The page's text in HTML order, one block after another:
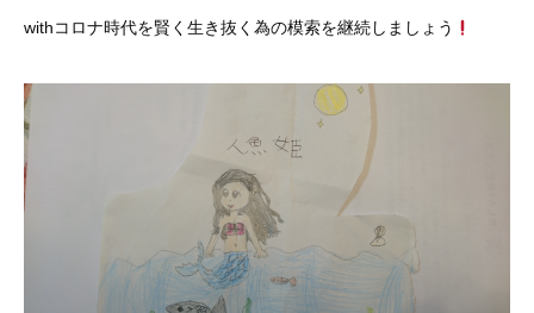
withコロナ時代を賢く生き抜く為の模索を継続しましょう